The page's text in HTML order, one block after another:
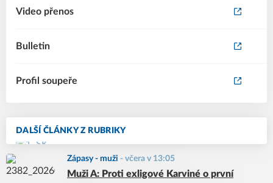
Video přenos
Bulletin
Profil soupeře
DALŠÍ ČLÁNKY Z RUBRIKY
Zápasy - muži - včera v 13:05
Muži A: Proti exligové Karviné o první